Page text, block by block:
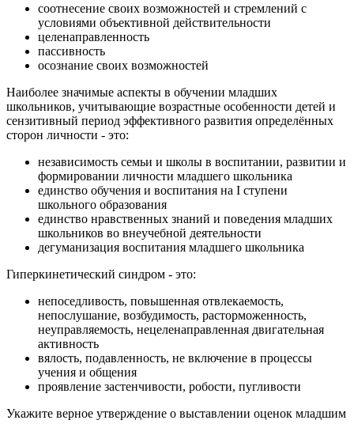
соотнесение своих возможностей и стремлений с
условиями объективной действительности
целенаправленность
пассивность
осознание своих возможностей
Наиболее значимые аспекты в обучении младших
школьников, учитывающие возрастные особенности детей и
сензитивный период эффективного развития определённых
сторон личности - это:
независимость семьи и школы в воспитании, развитии и
формировании личности младшего школьника
единство обучения и воспитания на I ступени
школьного образования
единство нравственных знаний и поведения младших
школьников во внеучебной деятельности
дегуманизация воспитания младшего школьника
Гиперкинетический синдром - это:
непоседливость, повышенная отвлекаемость,
непослушание, возбудимость, расторможенность,
неуправляемость, нецеленаправленная двигательная
активность
вялость, подавленность, не включение в процессы
учения и общения
проявление застенчивости, робости, пугливости
Укажите верное утверждение о выставлении оценок младшим